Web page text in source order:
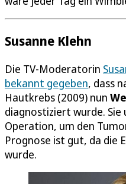
Susanne Klehn
Die TV-Moderatorin
bekannt gegeben, dass
Hautkrebs (2009) nun
diagnostiziert wurde. Sie
Operation, um den
Prognose ist gut, da die
wurde.